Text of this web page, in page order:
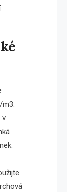
m3.
v